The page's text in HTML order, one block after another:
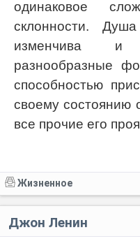
одинаковое
склонности.
изменчива и
разнообразные
способностью
своему состоянию
все прочие его
Жизненное
Джон Ленин